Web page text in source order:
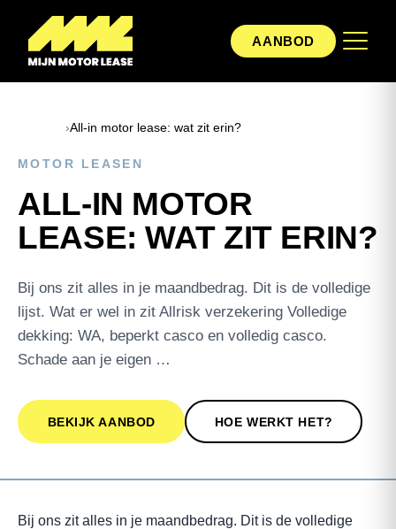
AANBOD
›All-in motor lease: wat zit erin?
MOTOR LEASEN
ALL-IN MOTOR
LEASE: WAT ZIT ERIN?
Bij ons zit alles in je maandbedrag. Dit is de volledige
lijst. Wat er wel in zit Allrisk verzekering Volledige
dekking: WA, beperkt casco en volledig casco.
Schade aan je eigen …
BEKIJK AANBOD HOE WERKT HET?
Bij ons zit alles in je maandbedrag. Dit is de volledige